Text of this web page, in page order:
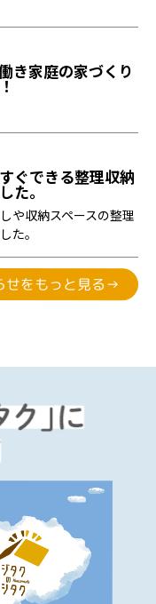
き家庭の家づくり
ぐできる整理収納
た。
や収納スペースの整理
た。
せをもっと見る→